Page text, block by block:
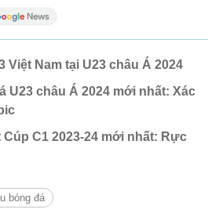
Việt Nam tại U23 châu Á 2024
U23 châu Á 2024 mới nhất: Xác
C1 2023-24 mới nhất: Rực
bóng đá